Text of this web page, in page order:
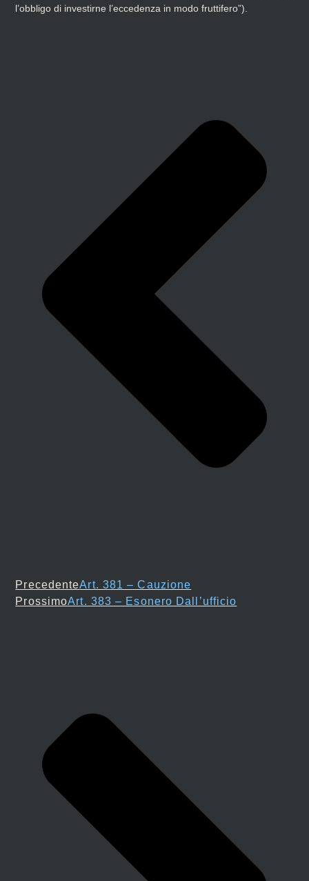
l’obbligo di investirne l’eccedenza in modo fruttifero”).
PrecedenteArt. 381 – Cauzione
ProssimoArt. 383 – Esonero Dall’ufficio